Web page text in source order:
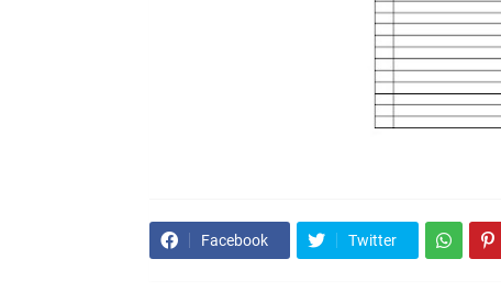
Facebook Twitter